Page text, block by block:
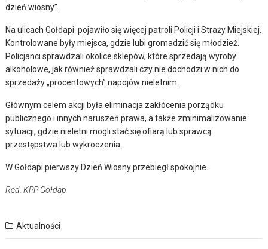
dzień wiosny”.
Na ulicach Gołdapi pojawiło się więcej patroli Policji i Straży Miejskiej.
Kontrolowane były miejsca, gdzie lubi gromadzić się młodzież.
Policjanci sprawdzali okolice sklepów, które sprzedają wyroby
alkoholowe, jak również sprawdzali czy nie dochodzi w nich do
sprzedaży „procentowych” napojów nieletnim.
Głównym celem akcji była eliminacja zakłócenia porządku
publicznego i innych naruszeń prawa, a także zminimalizowanie
sytuacji, gdzie nieletni mogli stać się ofiarą lub sprawcą
przestępstwa lub wykroczenia.
W Gołdapi pierwszy Dzień Wiosny przebiegł spokojnie.
Red. KPP Gołdap
Aktualności